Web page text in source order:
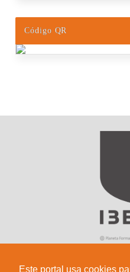
Este portal usa cookies
Código QR